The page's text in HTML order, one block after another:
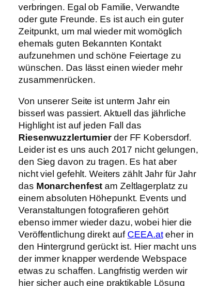
verbringen. Egal ob Familie, Verwandte
oder gute Freunde. Es ist auch ein guter
Zeitpunkt, um mal wieder mit womöglich
ehemals guten Bekannten Kontakt
aufzunehmen und schöne Feiertage zu
wünschen. Das lässt einen wieder mehr
zusammenrücken.
Von unserer Seite ist unterm Jahr ein
bisserl was passiert. Aktuell das jährliche
Highlight ist auf jeden Fall das
Riesenwuzzlerturnierder FF Kobersdorf.
Leider ist es uns auch 2017 nicht gelungen,
den Sieg davon zu tragen. Es hat aber
nicht viel gefehlt. Weiters zählt Jahr für Jahr
das Monarchenfest am Zeltlagerplatz zu
einem absoluten Höhepunkt. Events und
Veranstaltungen fotografieren gehört
ebenso immer wieder dazu, wobei hier die
Veröffentlichung direkt auf CEEA.ateher in
den Hintergrund gerückt ist. Hier macht uns
der immer knapper werdende Webspace
etwas zu schaffen. Langfristig werden wir
hier sicher auch eine praktikable Lösung